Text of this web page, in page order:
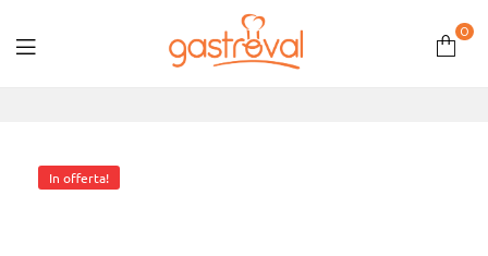
0
In offerta!